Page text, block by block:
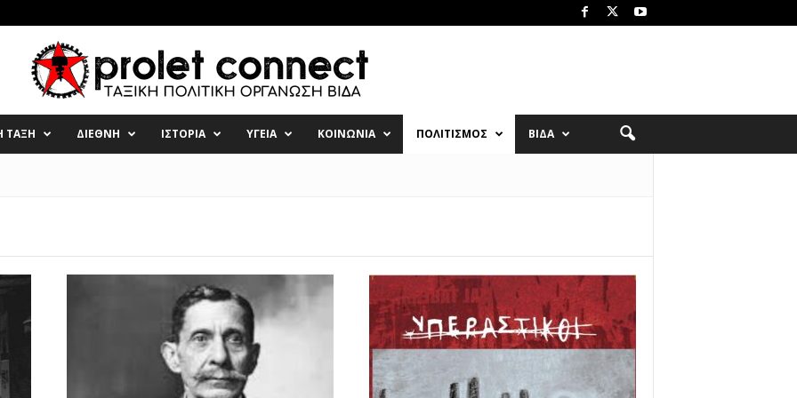
ΤΑΞΗ ΔΙΕΘΝΗ ΙΣΤΟΡΙΑ ΥΓΕΙΑ ΚΟΙΝΩΝΙΑ ΠΟΛΙΤΙΣΜΟΣ ΒΙΔΑ